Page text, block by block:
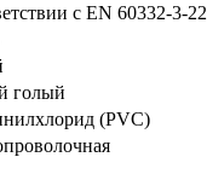
с EN 60332-3-22
голый
(PVC)